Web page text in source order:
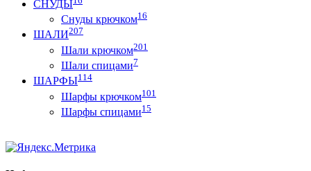
СНУДЫ
Снуды крючком16
ШАЛИ207
Шали крючком201
Шали спицами7
ШАРФЫ114
Шарфы крючком101
Шарфы спицами15